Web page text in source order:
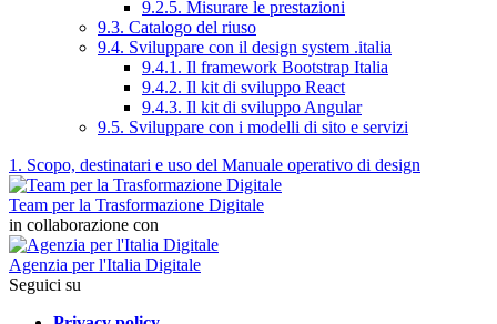
9.2.5. Misurare le prestazioni
9.3. Catalogo del riuso
9.4. Sviluppare con il design system .italia
9.4.1. Il framework Bootstrap Italia
9.4.2. Il kit di sviluppo React
9.4.3. Il kit di sviluppo Angular
9.5. Sviluppare con i modelli di sito e servizi
1. Scopo, destinatari e uso del Manuale operativo di design
Team per la Trasformazione Digitale
in collaborazione con
Agenzia per l'Italia Digitale
Seguici su